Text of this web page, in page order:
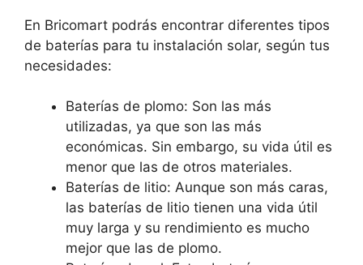
En Bricomart podrás encontrar diferentes tipos
de baterías para tu instalación solar, según tus
necesidades:
Baterías de plomo: Son las más
utilizadas, ya que son las más
económicas. Sin embargo, su vida útil es
menor que las de otros materiales.
Baterías de litio: Aunque son más caras,
las baterías de litio tienen una vida útil
muy larga y su rendimiento es mucho
mejor que las de plomo.